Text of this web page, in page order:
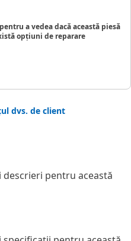
a vedea dacă această piesă
opțiuni de reparare
dvs. de client
pentru această